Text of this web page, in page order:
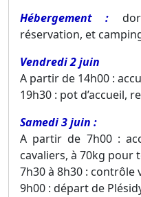
Hébergement :
réservation, et
Vendredi 2 juin
A partir de 14h00 :
19h30 : pot d’accueil,
Samedi 3 juin :
A partir de 7h00 :
cavaliers, à 70kg pour
7h30 à 8h30 : contrôle
9h00 : départ de